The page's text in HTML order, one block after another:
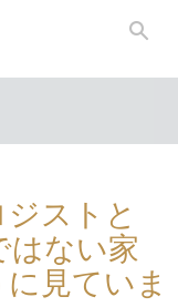
ストと
はない家
見ていま